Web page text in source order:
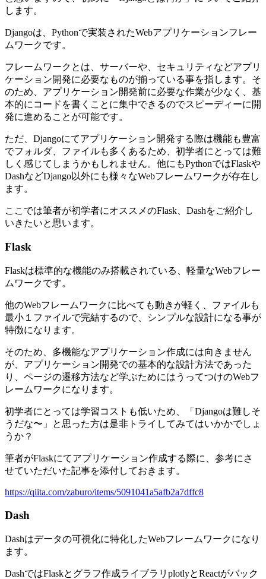
します。
Djangoは、Pythonで実装されたWebアプリケーションフレー
ムワークです。
フレームワークとは、サーバーや、セキュリティなどアプリ
ケーション開発に必要なものが揃っている事を指します。そ
のため、アプリケーション開発前に必要な作業が少なく、基
本的にコードを書くことに集中できるのでスピーディーに開
発に進めることが可能です。
ただ、Djangoにてアプリケーション開発する際は機能も豊富
でフォルダ、ファイルも多くあるため、初学者にとっては難
しく感じてしまうかもしれません。他にもPythonではFlaskや
DashなどDjango以外にも様々なWebフレームワークが存在し
ます。
ここでは筆者が初学者にオススメのFlask、Dashをご紹介し
いきたいと思います。
Flask
Flaskは標準的な機能のみ搭載されている、軽量なWebフレー
ムワークです。
他のWebフレームワークに比べても動きが軽く、ファイルも
最小１ファイルで完結するので、シンプルな設計になる事が
特徴になります。
そのため、多機能なアプリケーション作成には向きません
が、アプリケーション開発での基本的な設計方法であった
り、ページの遷移方法など学ぶためにはうってつけのWebフ
レームワークになります。
初学者にとっては学習コストも低いため、「Djangoは難しそ
うだな〜」と思った方は是非トライしてみてはいかかでしょ
うか？
筆者がFlaskにてアプリケーション作成する際に、参考にさ
せていただいた記事を添付しておきます。
https://qiita.com/zaburo/items/5091041a5afb2a7dffc8
Dash
Dashはデータの可視化に特化したWebフレームワークになり
ます。
DashではFlaskとグラフ作成ライブラリplotlyとReactがバック